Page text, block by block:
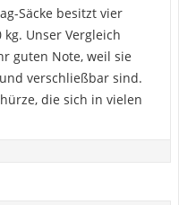
Säcke besitzt vier
Unser Vergleich
guten Note, weil sie
verschließbar sind.
die sich in vielen